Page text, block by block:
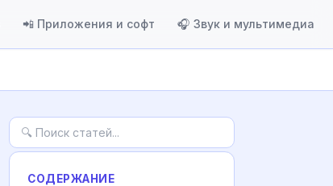
📲 Приложения и софт 🎧 Звук и мультимедиа
СОДЕРЖАНИЕ